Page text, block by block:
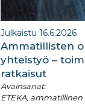
Julkaistu 16.6.2026
Ammatillisten
yhteistyö –
ratkaisut
Avainsanat:
ETEKA,